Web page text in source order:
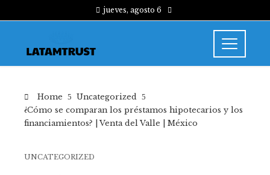
jueves, agosto 6
Home
Uncategorized
¿Cómo se comparan los préstamos hipotecarios y los
financiamientos? | Venta del Valle | México
UNCATEGORIZED